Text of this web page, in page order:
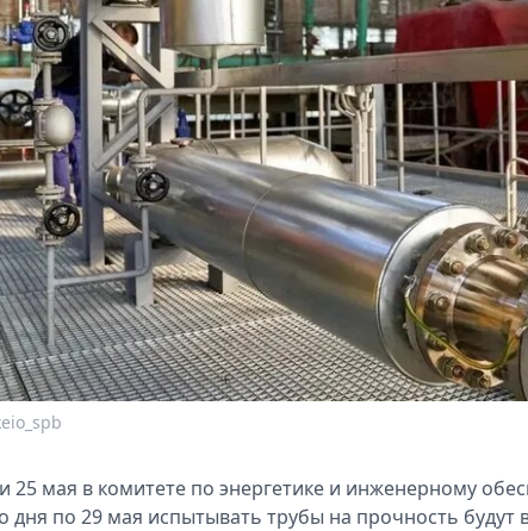
25 мая в комитете по энергетике и инженерному
дня по 29 мая испытывать трубы на прочность будут